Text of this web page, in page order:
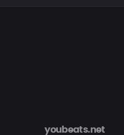
youbeats.net